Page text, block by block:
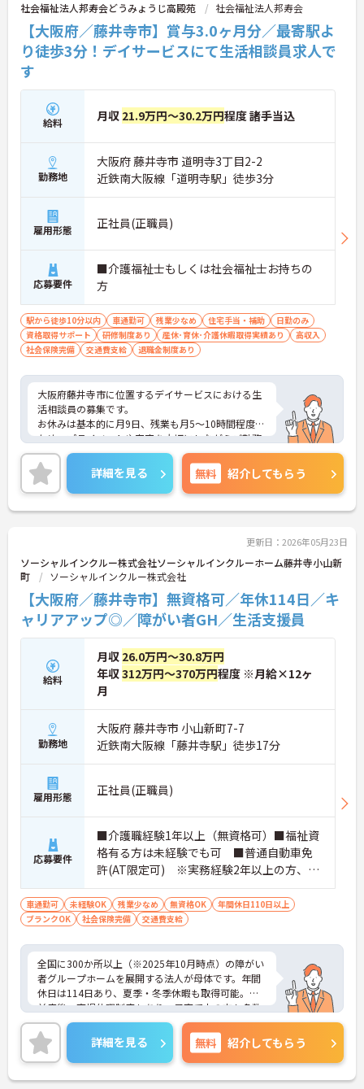
社会福祉法人邦寿会どうみょうじ高殿苑 社会福祉法人邦寿会
【大阪府／藤井寺市】賞与3.0ヶ月分／最寄駅よ
り徒歩3分！デイサービスにて生活相談員求人で
す
給料 月収 21.9万円～30.2万円程度 諸手当込
勤務地
大阪府 藤井寺市 道明寺3丁目2-2
近鉄南大阪線「道明寺駅」徒歩3分
雇用形態 正社員(正職員)
応募要件
■介護福祉士もしくは社会福祉士お持ちの
方
駅から徒歩10分以内 車通勤可 残業少なめ 住宅手当・補助
日勤のみ
資格取得サポート
研修制度あり 産休･育休･介護休暇取得実績あり
高収入
社会保険完備
交通費支給 退職金制度あり
大阪府藤井寺市に位置するデイサービスにおける生
活相談員の募集です。
お休みは基本的に月9日、残業も月5～10時間程度の
ため、プライベートや家庭を大切にしながらご勤務
いただけます！
ご興味のある方には、面接対策ポイントなど、さら
に詳細をお話しいたしますので、お気軽にご相談く
ださい。
詳細を見る 無料 紹介してもらう
更新日：2026年05月23日
ソーシャルインクルー株式会社ソーシャルインクルーホーム藤井寺小山新
町
ソーシャルインクルー株式会社
【大阪府／藤井寺市】無資格可／年休114日／キ
ャリアアップ◎／障がい者GH／生活支援員
給料
月収 26.0万円～30.8万円
年収312万円～370万円程度 ※月給×12ヶ
月
勤務地
大阪府 藤井寺市 小山新町7-7
近鉄南大阪線「藤井寺駅」徒歩17分
雇用形態 正社員(正職員)
応募要件
■介護職経験1年以上（無資格可）■福祉資
格有る方は未経験でも可 ■普通自動車免
許(AT限定可) ※実務経験2年以上の方、障
がい者福祉に関する経験をお持ちの方大歓
迎
車通勤可 未経験OK 残業少なめ 無資格OK
年間休日110日以上
ブランクOK
社会保険完備 交通費支給
全国に300か所以上（※2025年10月時点）の障がい
者グループホームを展開する法人が母体です。年間
休日は114日あり、夏季・冬季休暇も取得可能。産
前産後・育児休暇制度もあり、子育て中の方も多数
活躍中で、ワークライフバランスを大切にしながら
働ける環境が整っています。研修制度や外部勉強会
の受講支援もあり、スキルアップもしっかりサポー
ト。将来的には管理者やエリアマネージャーへのキ
ャリアアップも目指せます。20代から60代まで幅広
詳細を見る 無料 紹介してもらう